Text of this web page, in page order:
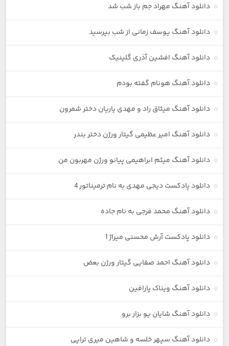
دانلود آهنگ مهراد جم باز شب شد
دانلود آهنگ یوسف زمانی از شب بپرسید
دانلود آهنگ افشین آذری گلینیک
دانلود آهنگ هونام گفته بودم
دانلود آهنگ میثاق راد و مهدی یاریان دختر شمرون
دانلود آهنگ امیر عظیمی گیتار ورژن دختر بندر
دانلود آهنگ میثم ابراهیمی پیانو ورژن مهربون من
دانلود پادکست دیجی مهدی به نام ترمیناتور 4
دانلود آهنگ محمد فرجی به نام جاده
دانلود پادکست آرش محسنی میراژ 1
دانلود آهنگ احمد صفایی گیتار ورژن بعض
دانلود آهنگ ویناک پارافین
دانلود آهنگ شایان یو بزار برو
دانلود آهنگ سپهر خلسه و شاهین میری تراپی